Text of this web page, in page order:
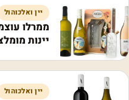
יין ואלכוהול
יינות
יין ואלכוהול